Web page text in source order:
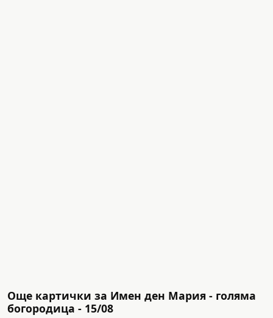
Още картички за Имен ден Мария - голяма
богородица - 15/08